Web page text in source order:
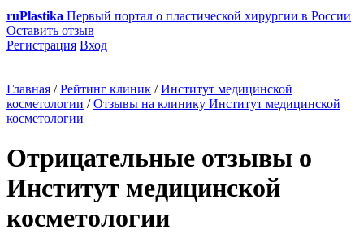
ruPlastika Первый портал о пластической хирургии в России
Оставить отзыв
Регистрация Вход
Главная / Рейтинг клиник / Институт медицинской
косметологии / Отзывы на клинику Институт медицинской
косметологии
Отрицательные отзывы о
Институт медицинской
косметологии